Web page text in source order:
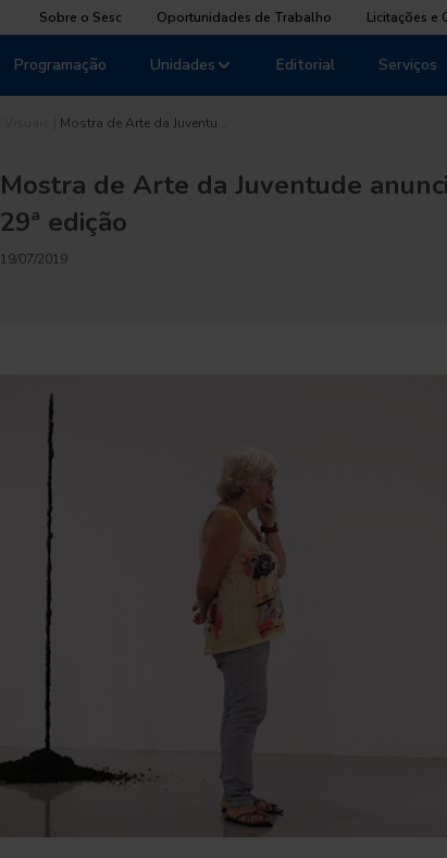
Sobre o Sesc Oportunidades de Trabalho Licitações e
Unidades
Programação Editorial Serviços
Mostra de Arte da Juventu…
Mostra de Arte da Juventude
29ª edição
19/07/2019